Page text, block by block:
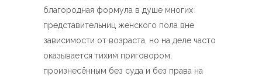
благородная формула в душе многих
представительниц женского пола вне
зависимости от возраста, но на деле часто
оказывается тихим приговором,
произнесённым без суда и без права на